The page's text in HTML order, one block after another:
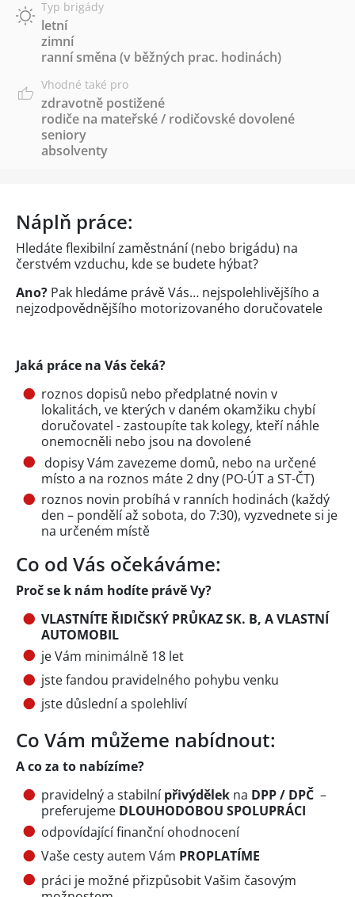
Typ brigády
letní
zimní
ranní směna (v běžných prac. hodinách)
Vhodné také pro
zdravotně postižené
rodiče na mateřské / rodičovské dovolené
seniory
absolventy
Náplň práce:
Hledáte flexibilní zaměstnání (nebo brigádu) na
čerstvém vzduchu, kde se budete hýbat?
Ano? Pak hledáme právě Vás… nejspolehlivějšího a
nejzodpovědnějšího motorizovaného doručovatele
Jaká práce na Vás čeká?
roznos dopisů nebo předplatné novin v
lokalitách, ve kterých v daném okamžiku chybí
doručovatel - zastoupíte tak kolegy, kteří náhle
onemocněli nebo jsou na dovolené
dopisy Vám zavezeme domů, nebo na určené
místo a na roznos máte 2 dny (PO-ÚT a ST-ČT)
roznos novin probíhá v ranních hodinách (každý
den – pondělí až sobota, do 7:30), vyzvednete si je
na určeném místě
Co od Vás očekáváme:
Proč se k nám hodíte právě Vy?
VLASTNÍTE ŘIDIČSKÝ PRŮKAZ SK. B, A VLASTNÍ
AUTOMOBIL
je Vám minimálně 18 let
jste fandou pravidelného pohybu venku
jste důslední a spolehliví
Co Vám můžeme nabídnout:
A co za to nabízíme?
pravidelný a stabilnípřivýdělek na DPP / DPČ –
preferujeme DLOUHODOBOU SPOLUPRÁCI
odpovídající finanční ohodnocení
Vaše cesty autem Vám PROPLATÍME
práci je možné přizpůsobit Vašim časovým